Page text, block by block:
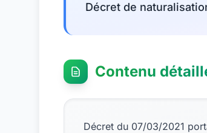
Décret de
Contenu
Décret du 07/03/2021